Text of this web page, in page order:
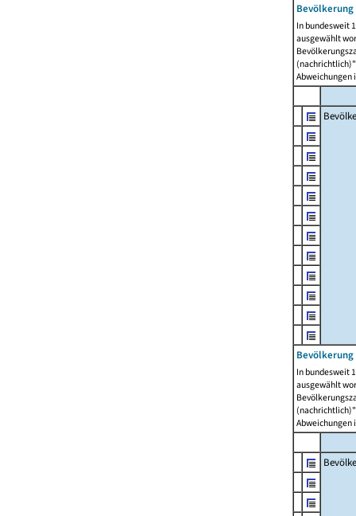
In bundesweit
ausgewählt
Abweichungen
In bundesweit
ausgewählt
Abweichungen